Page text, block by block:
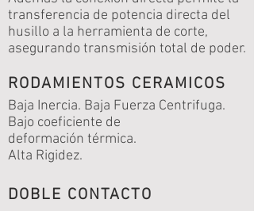
transferencia de potencia directa del
husillo a la herramienta de corte,
asegurando transmisión total de poder.
RODAMIENTOS CERAMICOS
Baja Inercia. Baja Fuerza Centrifuga.
Bajo coeficiente de
deformación térmica.
Alta Rigidez.
DOBLE CONTACTO